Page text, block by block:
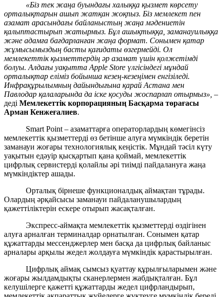
«Біз тек жаңа буындағы халыққа қызмет көрсету
орталықтарын ашып жатқан жоқпыз. Біз мемлекет пен
азамат арасындағы байланыстың жаңа мәдениетін
қалыптастырып жатырмыз. Бұл ашықтыққа, заманауилыққа
және адамға бағдарланған жаңа формат. Сонымен қатар
жұмысымыздың басты қағидаты өзгермейді. Ол
мемлекеттік қызметтердің әр азамат үшін қолжетімді
болуы. Алдағы уақытта Apple Store үлгісіндегі мұндай
орталықтар еліміз бойынша кезең-кезеңімен енгізіледі.
Инфрақұрылымның дайындығына қарай Астана мен
Павлодар қалаларында да іске қосуды жоспарлап отырмыз», –
деді Мемлекеттік корпорацияның Басқарма төрағасы
Арман Кенжеғалиев.
Smart Point – азаматтарға операторлардың көмегінсіз
мемлекеттік қызметтерді өз бетінше алуға мүмкіндік беретін
заманауи жоғары технологиялық кеңістік. Мұндай тәсіл күту
уақытын едәуір қысқартып қана қоймай, мемлекеттік
цифрлық сервистерді қолайлы әрі тиімді пайдалануға жаңа
мүмкіндіктер ашады.
Орталық бірнеше функционалдық аймақтан тұрады.
Олардың әрқайсысы заманауи пайдаланушылардың
қажеттіліктерін ескере отырып жасақталған.
Экспресс-аймақта мемлекеттік қызметтерді өздігінен
алуға арналған терминалдар орнатылған. Сонымен қатар
құжаттарды мессенджерлер мен басқа да цифрлық байланыс
арналары арқылы жедел жолдауға мүмкіндік қарастырылған.
Цифрлық аймақ сымсыз қуаттау құрылғыларымен және
жоғары жылдамдықты сканерлермен жабдықталған. Бұл
келушілерге қажетті құжаттарды жедел цифрландырып,